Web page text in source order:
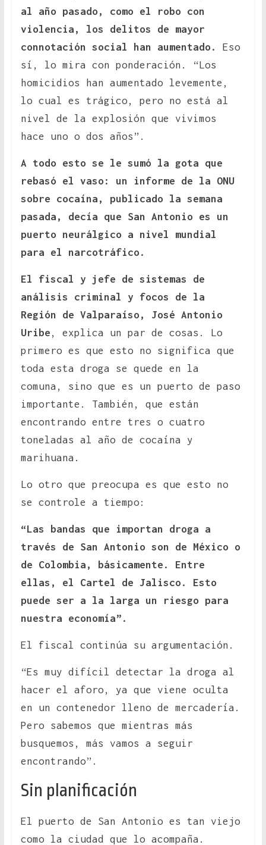
al año pasado, como el robo con
violencia, los delitos de mayor
connotación social han aumentado.
Eso
sí, lo mira con ponderación. “Los
homicidios han aumentado levemente,
lo cual es trágico, pero no está al
nivel de la explosión que vivimos
hace uno o dos años”.
A todo esto se le sumó la gota que
rebasó el vaso: un informe de la ONU
sobre cocaína, publicado la semana
pasada, decía que San Antonio es un
puerto neurálgico a nivel mundial
para el narcotráfico.
El fiscal y jefe de sistemas de
análisis criminal y focos de la
Región de Valparaíso, José Antonio
Uribe , explica un par de cosas. Lo
primero es que esto no significa que
toda esta droga se quede en la
comuna, sino que es un puerto de paso
importante. También, que están
encontrando entre tres o cuatro
toneladas al año de cocaína y
marihuana.
Lo otro que preocupa es que esto no
se controle a tiempo:
“Las bandas que importan droga a
través de San Antonio son de México o
de Colombia, básicamente. Entre
ellas, el Cartel de Jalisco. Esto
puede ser a la larga un riesgo para
nuestra economía”.
El fiscal continúa su argumentación.
“Es muy difícil detectar la droga al
hacer el aforo, ya que viene oculta
en un contenedor lleno de mercadería.
Pero sabemos que mientras más
busquemos, más vamos a seguir
encontrando”.
Sin planificación
El puerto de San Antonio es tan viejo
como la ciudad que lo acompaña.